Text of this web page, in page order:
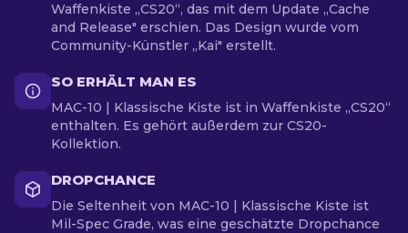
Waffenkiste „CS20“, das mit dem Update „Cache
and Release" erschien. Das Design wurde vom
Community-Künstler „Kai" erstellt.
SO ERHÄLT MAN ES
MAC-10 | Klassische Kiste ist in Waffenkiste „CS20“
enthalten. Es gehört außerdem zur CS20-
Kollektion.
DROPCHANCE
Die Seltenheit von MAC-10 | Klassische Kiste ist
Mil-Spec Grade, was eine geschätzte Dropchance